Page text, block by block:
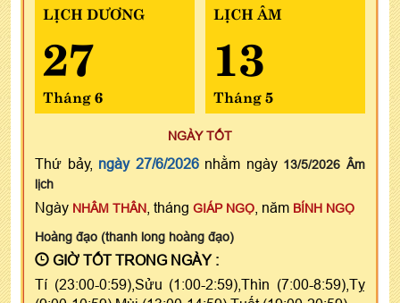
LỊCH DƯƠNG
27
Tháng 6
LỊCH ÂM
13
Tháng 5
NGÀY TỐT
Thứ bảy, ngày 27/6/2026nhằm ngày 13/5/2026 Âm
lịch
Ngày NHÂM THÂN , tháng GIÁP NGỌ , năm BÍNH NGỌ
Hoàng đạo (thanh long hoàng đạo)
GIỜ TỐT TRONG NGÀY :
Tí (23:00-0:59),Sửu (1:00-2:59),Thìn (7:00-8:59),Tỵ